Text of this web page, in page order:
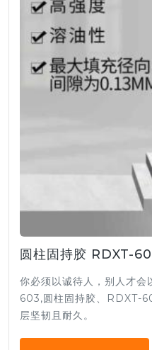
圆柱固持胶 RDXT-
你必须以诚待人，别人才
603,圆柱固持胶、RDXT-
层坚韧且耐久。